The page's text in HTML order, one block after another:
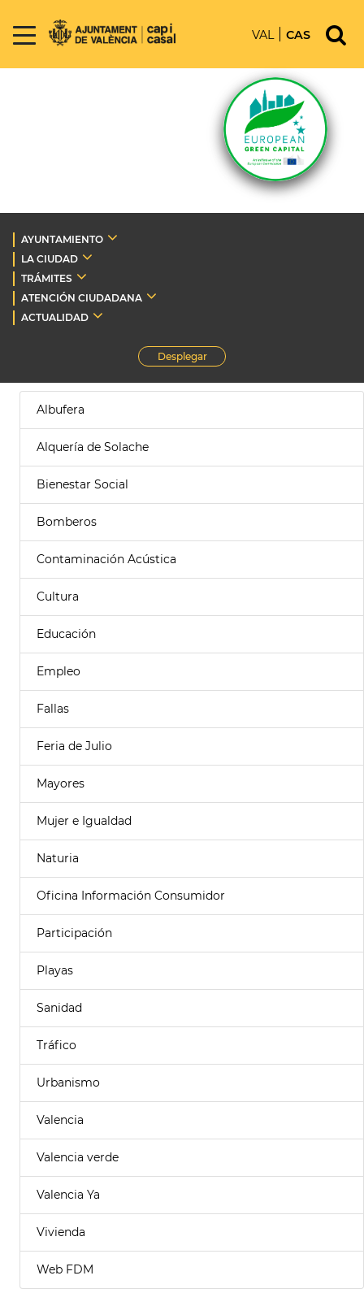
VAL CAS
AYUNTAMIENTO
LA CIUDAD
TRÁMITES
ATENCIÓN CIUDADANA
ACTUALIDAD
Desplegar
Albufera
Alquería de Solache
Bienestar Social
Bomberos
Contaminación Acústica
Cultura
Educación
Empleo
Fallas
Feria de Julio
Mayores
Mujer e Igualdad
Naturia
Oficina Información Consumidor
Participación
Playas
Sanidad
Tráfico
Urbanismo
Valencia
Valencia verde
Valencia Ya
Vivienda
Web FDM